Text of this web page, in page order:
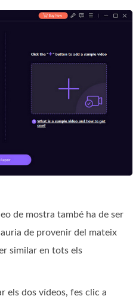
de mostra també ha de ser
de provenir del mateix
similar en tots els
els dos vídeos, fes clic a